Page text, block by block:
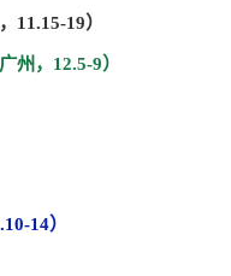
11.15-19）
州，12.5-9）
14）